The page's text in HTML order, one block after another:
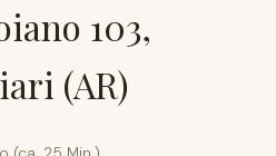
103,
(AR)